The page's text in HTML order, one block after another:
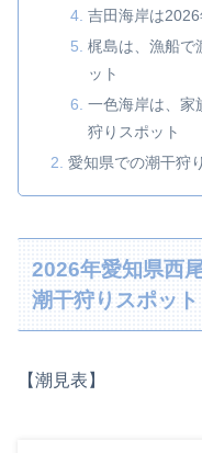
吉田海岸は
梶島は、漁船で
ット
一色海岸は、家
狩りスポット
愛知県での潮干狩
2026年愛知県西
潮干狩りスポッ
【潮見表】